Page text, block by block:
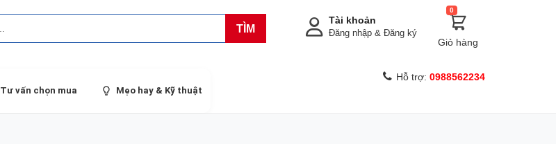
TÌM
0
Giỏ hàng
Tài khoản
Đăng nhập & Đăng ký
Tư vấn chọn mua Mẹo hay & Kỹ thuật
Hỗ trợ: 0988562234